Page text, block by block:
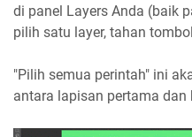
di panel Layers Anda (baik
pilih satu layer, tahan tombol
"Pilih semua perintah" ini
antara lapisan pertama dan